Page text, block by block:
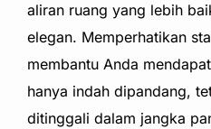
aliran ruang yang lebih
elegan. Memperhatikan
membantu Anda
hanya indah dipandang,
ditinggali dalam jangka